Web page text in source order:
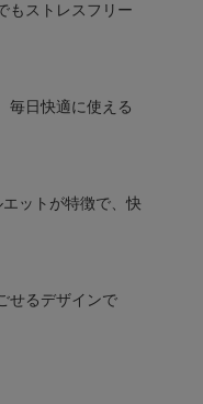
もストレスフリー
毎日快適に使える
ットが特徴で、快
せるデザインで